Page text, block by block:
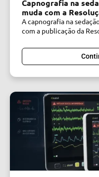
Capnografia na
muda com a
A capnografia na
com a publicação da